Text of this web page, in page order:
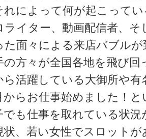
れによって何が起こって
ライター、動画配信者、
た面々による来店バブル
の方々が全国各地を飛び
活躍している大御所や有
からお仕事始めました！
でも仕事を取れている状
状、若い女性でスロット